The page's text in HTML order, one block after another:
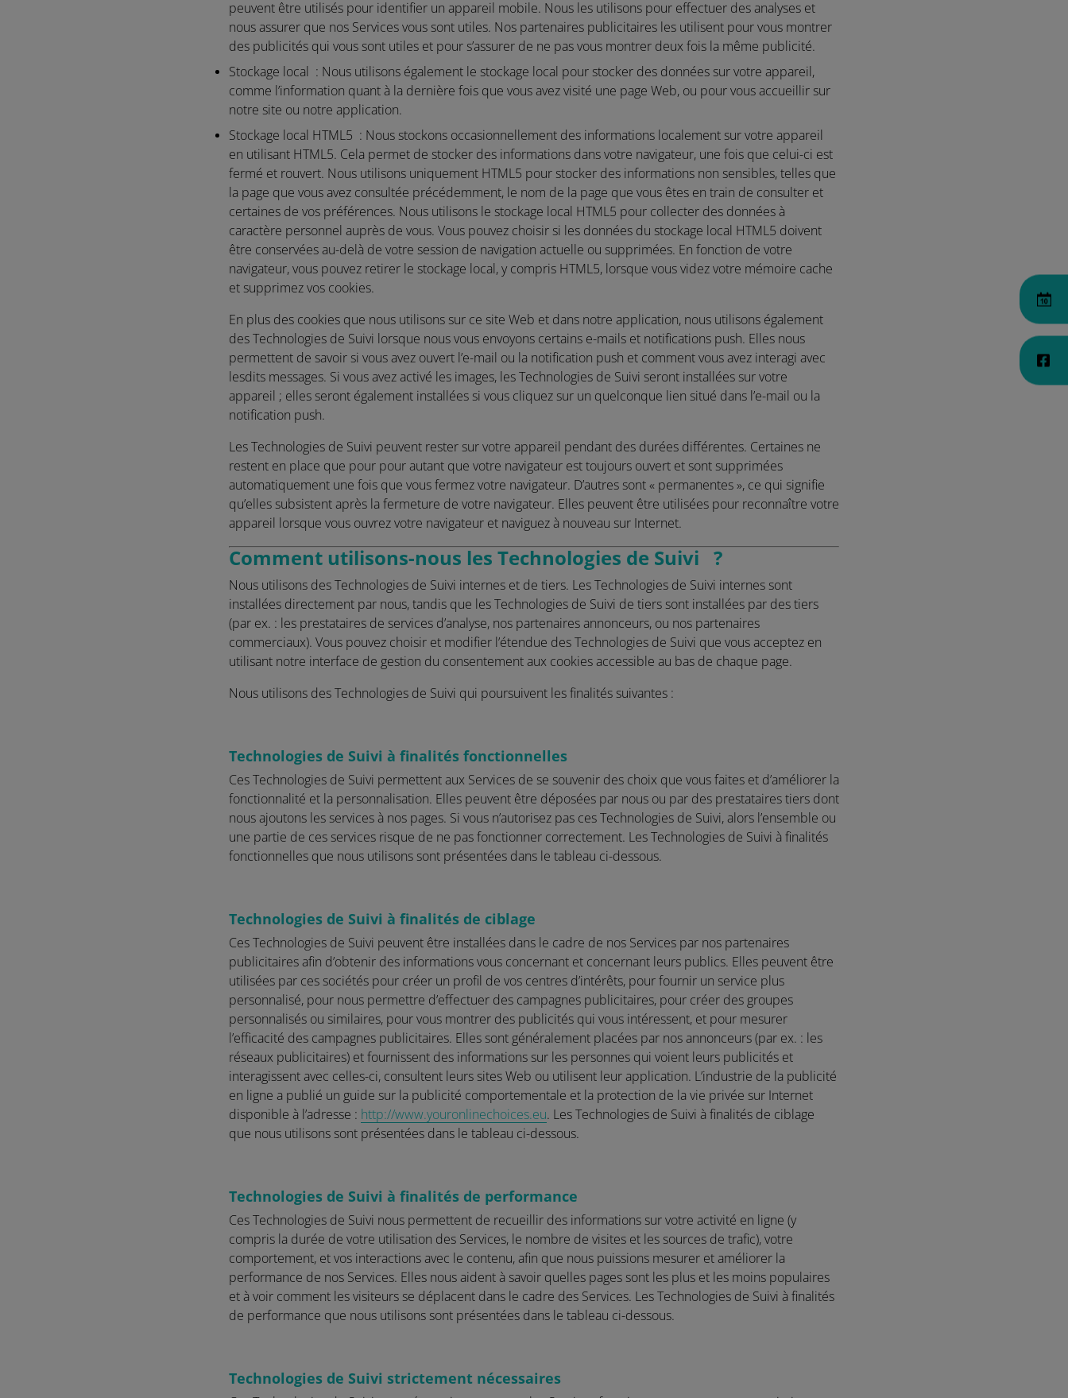
peuvent être utilisés pour identifier un appareil mobile. Nous les utilisons pour effectuer des analyses et
nous assurer que nos Services vous sont utiles. Nos partenaires publicitaires les utilisent pour vous montrer
des publicités qui vous sont utiles et pour s’assurer de ne pas vous montrer deux fois la même publicité.
Stockage local : Nous utilisons également le stockage local pour stocker des données sur votre appareil,
comme l’information quant à la dernière fois que vous avez visité une page Web, ou pour vous accueillir sur
notre site ou notre application.
Stockage local HTML5 : Nous stockons occasionnellement des informations localement sur votre appareil
en utilisant HTML5. Cela permet de stocker des informations dans votre navigateur, une fois que celui-ci est
fermé et rouvert. Nous utilisons uniquement HTML5 pour stocker des informations non sensibles, telles que
la page que vous avez consultée précédemment, le nom de la page que vous êtes en train de consulter et
certaines de vos préférences. Nous utilisons le stockage local HTML5 pour collecter des données à
caractère personnel auprès de vous. Vous pouvez choisir si les données du stockage local HTML5 doivent
être conservées au-delà de votre session de navigation actuelle ou supprimées. En fonction de votre
navigateur, vous pouvez retirer le stockage local, y compris HTML5, lorsque vous videz votre mémoire cache
et supprimez vos cookies.
En plus des cookies que nous utilisons sur ce site Web et dans notre application, nous utilisons également
des Technologies de Suivi lorsque nous vous envoyons certains e-mails et notifications push. Elles nous
permettent de savoir si vous avez ouvert l’e-mail ou la notification push et comment vous avez interagi avec
lesdits messages. Si vous avez activé les images, les Technologies de Suivi seront installées sur votre
appareil ; elles seront également installées si vous cliquez sur un quelconque lien situé dans l’e-mail ou la
notification push.
Les Technologies de Suivi peuvent rester sur votre appareil pendant des durées différentes. Certaines ne
restent en place que pour pour autant que votre navigateur est toujours ouvert et sont supprimées
automatiquement une fois que vous fermez votre navigateur. D’autres sont « permanentes », ce qui signifie
qu’elles subsistent après la fermeture de votre navigateur. Elles peuvent être utilisées pour reconnaître votre
appareil lorsque vous ouvrez votre navigateur et naviguez à nouveau sur Internet.
Comment utilisons-nous les Technologies de Suivi ?
Nous utilisons des Technologies de Suivi internes et de tiers. Les Technologies de Suivi internes sont
installées directement par nous, tandis que les Technologies de Suivi de tiers sont installées par des tiers
(par ex. : les prestataires de services d’analyse, nos partenaires annonceurs, ou nos partenaires
commerciaux). Vous pouvez choisir et modifier l’étendue des Technologies de Suivi que vous acceptez en
utilisant notre interface de gestion du consentement aux cookies accessible au bas de chaque page.
Nous utilisons des Technologies de Suivi qui poursuivent les finalités suivantes :
Technologies de Suivi à finalités fonctionnelles
Ces Technologies de Suivi permettent aux Services de se souvenir des choix que vous faites et d’améliorer la
fonctionnalité et la personnalisation. Elles peuvent être déposées par nous ou par des prestataires tiers dont
nous ajoutons les services à nos pages. Si vous n’autorisez pas ces Technologies de Suivi, alors l’ensemble ou
une partie de ces services risque de ne pas fonctionner correctement. Les Technologies de Suivi à finalités
fonctionnelles que nous utilisons sont présentées dans le tableau ci-dessous.
Technologies de Suivi à finalités de ciblage
Ces Technologies de Suivi peuvent être installées dans le cadre de nos Services par nos partenaires
publicitaires afin d’obtenir des informations vous concernant et concernant leurs publics. Elles peuvent être
utilisées par ces sociétés pour créer un profil de vos centres d’intérêts, pour fournir un service plus
personnalisé, pour nous permettre d’effectuer des campagnes publicitaires, pour créer des groupes
personnalisés ou similaires, pour vous montrer des publicités qui vous intéressent, et pour mesurer
l’efficacité des campagnes publicitaires. Elles sont généralement placées par nos annonceurs (par ex. : les
réseaux publicitaires) et fournissent des informations sur les personnes qui voient leurs publicités et
interagissent avec celles-ci, consultent leurs sites Web ou utilisent leur application. L’industrie de la publicité
en ligne a publié un guide sur la publicité comportementale et la protection de la vie privée sur Internet
disponible à l’adresse : http://www.youronlinechoices.eu. Les Technologies de Suivi à finalités de ciblage
que nous utilisons sont présentées dans le tableau ci-dessous.
Technologies de Suivi à finalités de performance
Ces Technologies de Suivi nous permettent de recueillir des informations sur votre activité en ligne (y
compris la durée de votre utilisation des Services, le nombre de visites et les sources de trafic), votre
comportement, et vos interactions avec le contenu, afin que nous puissions mesurer et améliorer la
performance de nos Services. Elles nous aident à savoir quelles pages sont les plus et les moins populaires
et à voir comment les visiteurs se déplacent dans le cadre des Services. Les Technologies de Suivi à finalités
de performance que nous utilisons sont présentées dans le tableau ci-dessous.
Technologies de Suivi strictement nécessaires